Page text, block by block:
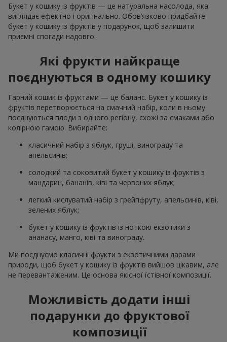
Букет у кошику із фруктів — це натуральна насолода, яка
виглядає ефектно і оригінально. Обов’язково придбайте
букет у кошику із фруктів у подарунок, щоб залишити
приємні спогади надовго.
Які фрукти найкраще
поєднуються в одному кошику
Гарний кошик із фруктами — це баланс. Букет у кошику із
фруктів перетворюється на смачний набір, коли в ньому
поєднуються плоди з одного регіону, схожі за смаками або
колірною гамою. Вибирайте:
класичний набір з яблук, груші, винограду та
апельсинів;
солодкий та соковитий букет у кошику із фруктів з
мандарин, бананів, ківі та червоних яблук;
легкий кислуватий набір з грейпфруту, апельсинів, ківі,
зелених яблук;
букет у кошику із фруктів із ноткою екзотики з
ананасу, манго, ківі та винограду.
Ми поєднуємо класичні фрукти з екзотичними дарами
природи, щоб букет у кошику із фруктів вийшов цікавим, але
не перевантаженим. Це основа якісної їстівної композиції.
Можливість додати інші
подарунки до фруктової
композиції